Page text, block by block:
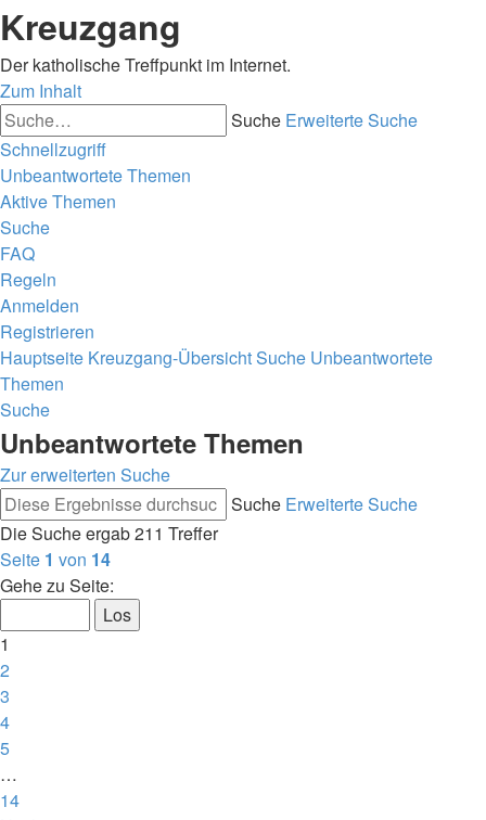
Kreuzgang
Der katholische Treffpunkt im Internet.
Zum Inhalt
Suche Erweiterte Suche
Schnellzugriff
Unbeantwortete Themen
Aktive Themen
Suche
FAQ
Regeln
Anmelden
Registrieren
Hauptseite Kreuzgang-ÜbersichtSuche Unbeantwortete
Themen
Suche
Unbeantwortete Themen
Zur erweiterten Suche
Suche Erweiterte Suche
Die Suche ergab 211 Treffer
Seite 1 von 14
Gehe zu Seite:
1
2
3
4
5
…
14